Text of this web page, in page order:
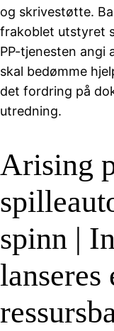
og skrivestøtte.
frakoblet utstyret
PP-tjenesten angi
skal bedømme
det fordring på
utredning.
Arising
spinn |
lanseres